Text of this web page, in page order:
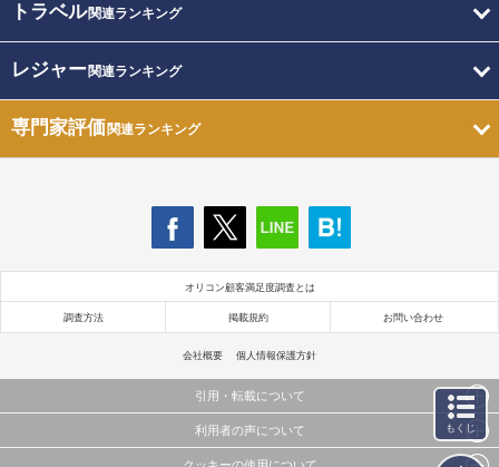
トラベル関連ランキング
レジャー関連ランキング
専門家評価関連ランキング
オリコン顧客満足度調査とは
調査方法 掲載規約 お問い合わせ
会社概要 個人情報保護方針
引用・転載について
当サイトで公開されている情報（文字、写真、イラスト、画像データ等）及びこれらの配置・
利用者の声について もくじ